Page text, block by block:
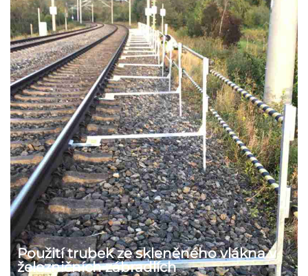
Použití trubek ze skleněného vlákna v
železničních zábradlích